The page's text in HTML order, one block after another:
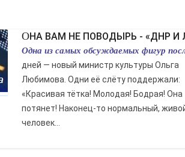
ОНА ВАМ НЕ ПОВОДЫРЬ - «ДНР И
Одна из самых обсуждаемых фигур
дней — новый министр культуры Ольга
Любимова. Одни её слёту поддержали:
«Красивая тётка! Молодая! Бодрая! Она
потянет! Наконец-то нормальный,
человек...